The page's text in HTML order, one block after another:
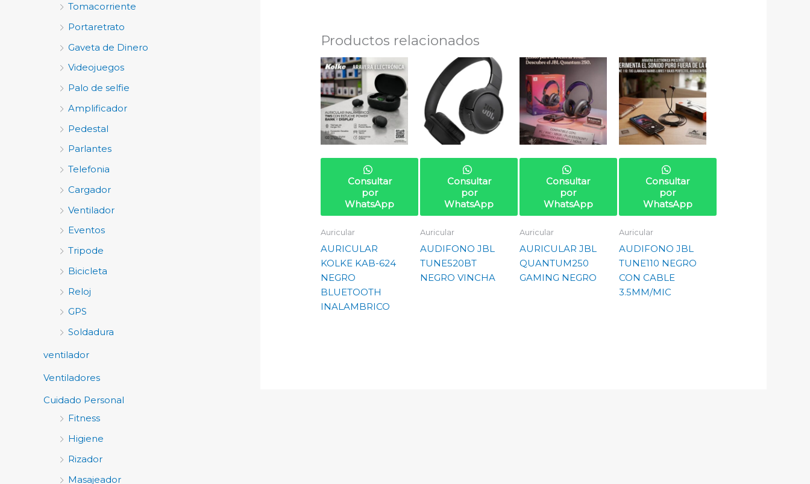
Tomacorriente
Portaretrato
Gaveta de Dinero
Videojuegos
Palo de selfie
Amplificador
Pedestal
Parlantes
Telefonia
Cargador
Ventilador
Eventos
Tripode
Bicicleta
Reloj
GPS
Soldadura
ventilador
Ventiladores
Cuidado Personal
Fitness
Higiene
Rizador
Masajeador
Productos relacionados
Consultar
por
WhatsApp
Auricular
AURICULAR
KOLKE KAB-624
NEGRO
BLUETOOTH
INALAMBRICO
Consultar
por
WhatsApp
Auricular
AUDIFONO JBL
TUNE520BT
NEGRO VINCHA
Consultar
por
WhatsApp
Auricular
AURICULAR JBL
QUANTUM250
GAMING NEGRO
Consultar
por
WhatsApp
Auricular
AUDIFONO JBL
TUNE110 NEGRO
CON CABLE
3.5MM/MIC